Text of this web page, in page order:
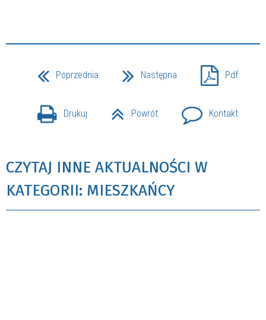
Poprzednia Następna Pdf
Drukuj Powrót Kontakt
CZYTAJ INNE AKTUALNOŚCI W
KATEGORII: MIESZKAŃCY